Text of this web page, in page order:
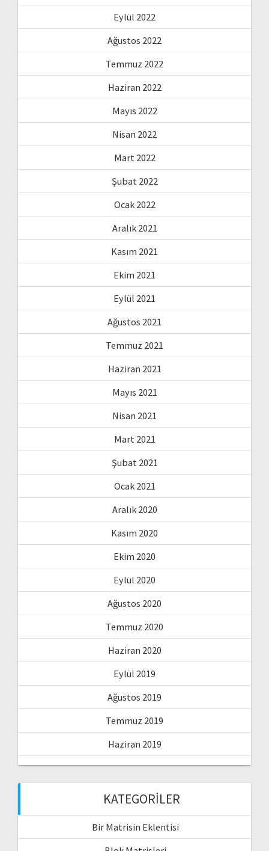
Eylül 2022
Ağustos 2022
Temmuz 2022
Haziran 2022
Mayıs 2022
Nisan 2022
Mart 2022
Şubat 2022
Ocak 2022
Aralık 2021
Kasım 2021
Ekim 2021
Eylül 2021
Ağustos 2021
Temmuz 2021
Haziran 2021
Mayıs 2021
Nisan 2021
Mart 2021
Şubat 2021
Ocak 2021
Aralık 2020
Kasım 2020
Ekim 2020
Eylül 2020
Ağustos 2020
Temmuz 2020
Haziran 2020
Eylül 2019
Ağustos 2019
Temmuz 2019
Haziran 2019
KATEGORILER
Bir Matrisin Eklentisi